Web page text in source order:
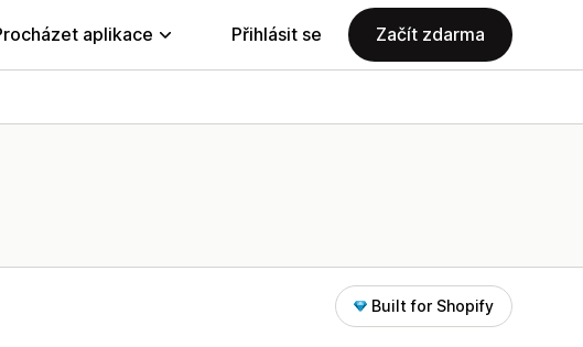
aplikace Přihlásit se Začít zdarma
Built for Shopify